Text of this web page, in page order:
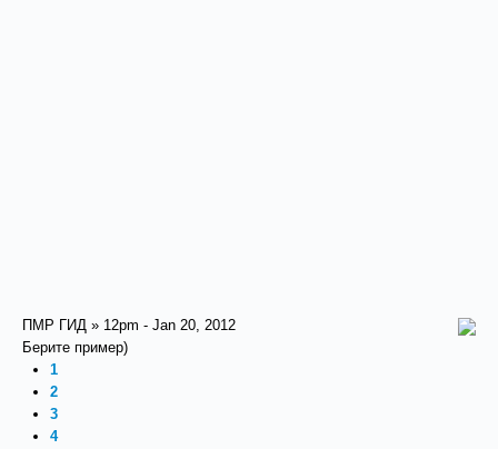
ПМР ГИД » 12pm - Jan 20, 2012
Берите пример)
1
2
3
4